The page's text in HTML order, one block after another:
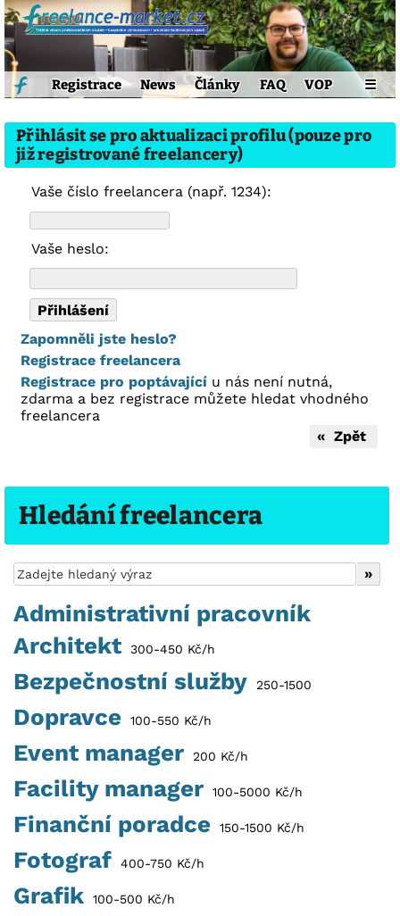
Registrace News Články FAQ VOP ☰
Hledání freelancera
Administrativní pracovník
Architekt 300-450 Kč/h
Bezpečnostní služby 250-1500
Dopravce 100-550 Kč/h
Event manager 200 Kč/h
Facility manager 100-5000 Kč/h
Finanční poradce 150-1500 Kč/h
Fotograf 400-750 Kč/h
Grafik 100-500 Kč/h
Přihlásit se pro aktualizaci profilu (pouze pro
již registrované freelancery)
Vaše číslo freelancera (např. 1234):
Vaše heslo:
Zapomněli jste heslo?
Registrace freelancera
Registrace pro poptávající u nás není nutná,
zdarma a bez registrace můžete hledat vhodného
freelancera
« Zpět